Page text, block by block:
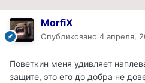
MorfiX
Опубликовано 4 апреля,
Поветкин меня удивляет
защите, это его до добра не